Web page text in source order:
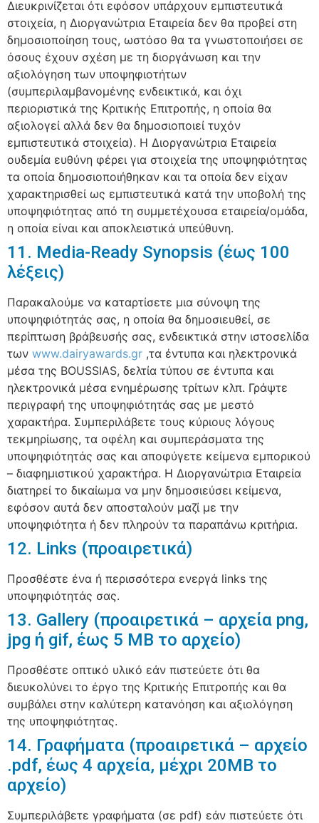
Διευκρινίζεται ότι εφόσον υπάρχουν εμπιστευτικά
στοιχεία, η Διοργανώτρια Εταιρεία δεν θα προβεί στη
δημοσιοποίηση τους, ωστόσο θα τα γνωστοποιήσει σε
όσους έχουν σχέση µε τη διοργάνωση και την
αξιολόγηση των υποψηφιοτήτων
(συμπεριλαμβανομένης ενδεικτικά, και όχι
περιοριστικά της Κριτικής Επιτροπής, η οποία θα
αξιολογεί αλλά δεν θα δημοσιοποιεί τυχόν
εμπιστευτικά στοιχεία). Η Διοργανώτρια Εταιρεία
ουδεμία ευθύνη φέρει για στοιχεία της υποψηφιότητας
τα οποία δημοσιοποιήθηκαν και τα οποία δεν είχαν
χαρακτηρισθεί ως εμπιστευτικά κατά την υποβολή της
υποψηφιότητας από τη συμμετέχουσα εταιρεία/ομάδα,
η οποία είναι και αποκλειστικά υπεύθυνη.
11. Media-Ready Synopsis (έως 100
λέξεις)
Παρακαλούμε να καταρτίσετε μια σύνοψη της
υποψηφιότητάς σας, η οποία θα δημοσιευθεί, σε
περίπτωση βράβευσής σας, ενδεικτικά στην ιστοσελίδα
των www.dairyawards.gr ,τα έντυπα και ηλεκτρονικά
μέσα της BOUSSIAS, δελτία τύπου σε έντυπα και
ηλεκτρονικά μέσα ενημέρωσης τρίτων κλπ. Γράψτε
περιγραφή της υποψηφιότητάς σας με μεστό
χαρακτήρα. Συμπεριλάβετε τους κύριους λόγους
τεκμηρίωσης, τα οφέλη και συμπεράσματα της
υποψηφιότητάς σας και αποφύγετε κείμενα εμπορικού
– διαφημιστικού χαρακτήρα. Η Διοργανώτρια Εταιρεία
διατηρεί το δικαίωμα να μην δημοσιεύσει κείμενα,
εφόσον αυτά δεν αποσταλούν μαζί με την
υποψηφιότητα ή δεν πληρούν τα παραπάνω κριτήρια.
12. Links (προαιρετικά)
Προσθέστε ένα ή περισσότερα ενεργά links της
υποψηφιότητάς σας.
13. Gallery (προαιρετικά – αρχεία png,
jpg ή gif, έως 5 ΜΒ το αρχείο)
Προσθέστε οπτικό υλικό εάν πιστεύετε ότι θα
διευκολύνει το έργο της Κριτικής Επιτροπής και θα
συμβάλει στην καλύτερη κατανόηση και αξιολόγηση
της υποψηφιότητας.
14. Γραφήματα (προαιρετικά – αρχείο
.pdf, έως 4 αρχεία, μέχρι 20MB το
αρχείο)
Συμπεριλάβετε γραφήματα (σε pdf) εάν πιστεύετε ότι